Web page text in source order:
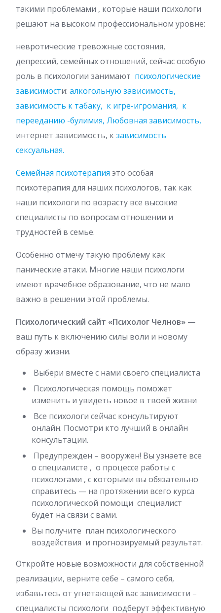
такими проблемами , которые наши психологи
решают на высоком профессиональном уровне:
невротические тревожные состояния,
депрессий, семейных отношений, сейчас особую
роль в психологии занимают психологические
зависимости: алкогольную зависимость,
зависимость к табаку, к игре-игромания, к
перееданию -булимия, Любовная зависимость,
интернет зависимость, к зависимость
сексуальная.
Семейная психотерапия это особая
психотерапия для наших психологов, так как
наши психологи по возрасту все высокие
специалисты по вопросам отношении и
трудностей в семье.
Особенно отмечу такую проблему как
панические атаки. Многие наши психологи
имеют врачебное образование, что не мало
важно в решении этой проблемы.
Психологический сайт «Психолог Челнов» —
ваш путь к включению силы воли и новому
образу жизни.
Выбери вместе с нами своего специалиста
Психологическая помощь поможет
изменить и увидеть новое в твоей жизни
Все психологи сейчас консультируют
онлайн. Посмотри кто лучший в онлайн
консультации.
Предупрежден – вооружен! Вы узнаете все
о специалисте , о процессе работы с
психологами , с которыми вы обязательно
справитесь — на протяжении всего курса
психологической помощи специалист
будет на связи с вами.
Вы получите план психологического
воздействия и прогнозируемый результат.
Откройте новые возможности для собственной
реализации, верните себе – самого себя,
избавьтесь от угнетающей вас зависимости –
специалисты психологи подберут эффективную